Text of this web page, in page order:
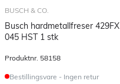
BUSCH & CO.
Busch hardmetallfreser 429FX
045 HST 1 stk
Produktnr. 58158
Bestillingsvare - Ingen retur